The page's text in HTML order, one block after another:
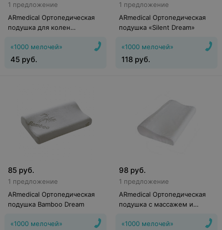
1 предложение
ARmedical Ортопедическая
подушка для колен
«1000 мелочей»
45 руб.
1 предложение
ARmedical Ортопедическая
подушка «Silent Dream»
«1000 мелочей»
118 руб.
85 руб.
1 предложение
ARmedical Ортопедическая
подушка Bamboo Dream
«1000 мелочей»
98 руб.
1 предложение
ARmedical Ортопедическая
подушка с массажем и
Dream»
«1000 мелочей»